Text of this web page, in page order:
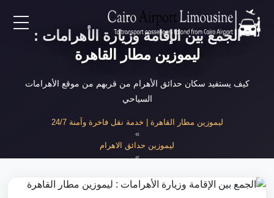
EN
خدمات المطار
نحن
الجمع بين الإقامة وزيارة الأهرامات :
ليموزين مطار القاهرة
كيف يستفيد سكان حدائق الأهرام من قربهم من موقع الأهرامات
السياحي
ليموزين مطار القاهرة | خدمة نقل فاخرة وآمنة 24/7
ليموزين حدائق الاهرام
»